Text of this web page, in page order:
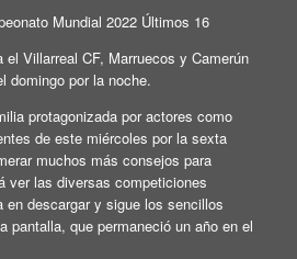
Mundial 2022 Últimos 16
el Villarreal CF, Marruecos y Camerún
domingo por la noche.
protagonizada por actores como
de este miércoles por la sexta
muchos más consejos para
ver las diversas competiciones
descargar y sigue los sencillos
pantalla, que permaneció un año en el